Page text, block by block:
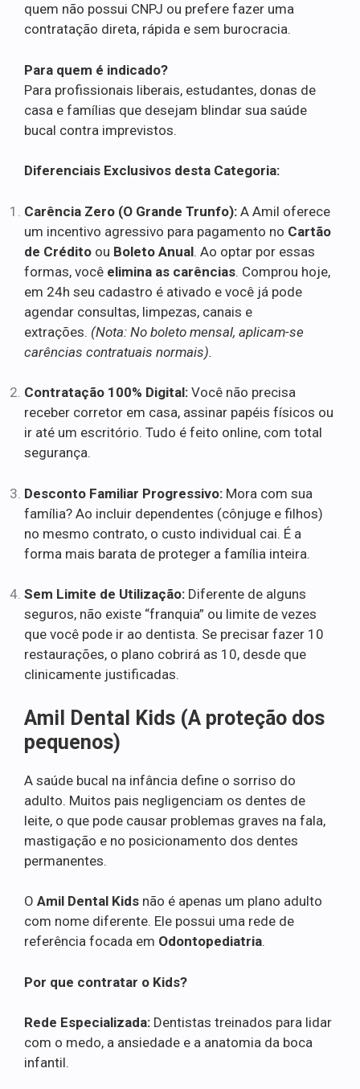
quem não possui CNPJ ou prefere fazer uma
contratação direta, rápida e sem burocracia.
Para quem é indicado?
Para profissionais liberais, estudantes, donas de
casa e famílias que desejam blindar sua saúde
bucal contra imprevistos.
Diferenciais Exclusivos desta Categoria:
Carência Zero (O Grande Trunfo): A Amil oferece
um incentivo agressivo para pagamento no Cartão
de Crédito ou Boleto Anual. Ao optar por essas
formas, você elimina as carências. Comprou hoje,
em 24h seu cadastro é ativado e você já pode
agendar consultas, limpezas, canais e
extrações. (Nota: No boleto mensal, aplicam-se
carências contratuais normais).
Contratação 100% Digital: Você não precisa
receber corretor em casa, assinar papéis físicos ou
ir até um escritório. Tudo é feito online, com total
segurança.
Desconto Familiar Progressivo: Mora com sua
família? Ao incluir dependentes (cônjuge e filhos)
no mesmo contrato, o custo individual cai. É a
forma mais barata de proteger a família inteira.
Sem Limite de Utilização: Diferente de alguns
seguros, não existe “franquia” ou limite de vezes
que você pode ir ao dentista. Se precisar fazer 10
restaurações, o plano cobrirá as 10, desde que
clinicamente justificadas.
Amil Dental Kids (A proteção dos
pequenos)
A saúde bucal na infância define o sorriso do
adulto. Muitos pais negligenciam os dentes de
leite, o que pode causar problemas graves na fala,
mastigação e no posicionamento dos dentes
permanentes.
O Amil Dental Kids não é apenas um plano adulto
com nome diferente. Ele possui uma rede de
referência focada em Odontopediatria.
Por que contratar o Kids?
Rede Especializada: Dentistas treinados para lidar
com o medo, a ansiedade e a anatomia da boca
infantil.